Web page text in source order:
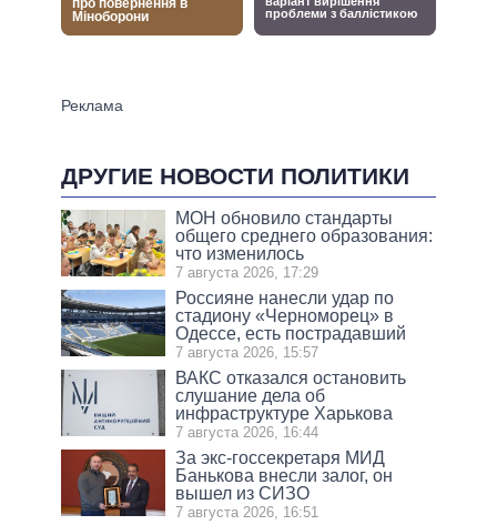
ДРУГИЕ НОВОСТИ ПОЛИТИКИ
МОН обновило стандарты
общего среднего образования:
что изменилось
7 августа 2026, 17:29
Россияне нанесли удар по
стадиону «Черноморец» в
Одессе, есть пострадавший
7 августа 2026, 15:57
ВАКС отказался остановить
слушание дела об
инфраструктуре Харькова
7 августа 2026, 16:44
За экс-госсекретаря МИД
Банькова внесли залог, он
вышел из СИЗО
7 августа 2026, 16:51